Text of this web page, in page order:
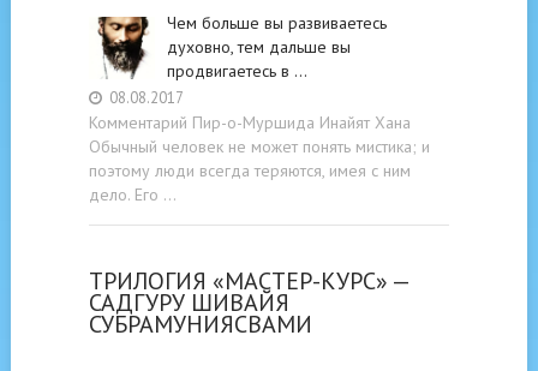
Чем больше вы развиваетесь
духовно, тем дальше вы
продвигаетесь в …
08.08.2017
Комментарий Пир-о-Муршида Инайят Хана
Обычный человек не может понять мистика; и
поэтому люди всегда теряются, имея с ним
дело. Его …
ТРИЛОГИЯ «МАСТЕР-КУРС» —
САДГУРУ ШИВАЙЯ
СУБРАМУНИЯСВАМИ